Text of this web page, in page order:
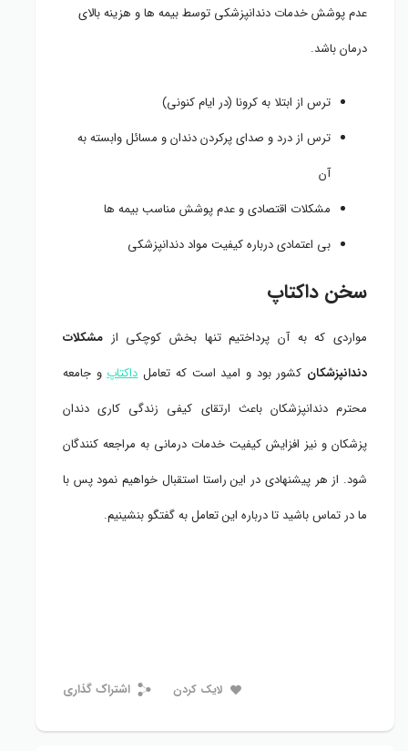
عدم پوشش خدمات دندانپزشکی توسط بیمه ها و هزینه بالای
درمان باشد.
ترس از ابتلا به کرونا (در ایام کنونی)
ترس از درد و صدای پرکردن دندان و مسائل وابسته به
آن
مشکلات اقتصادی و عدم پوشش مناسب بیمه ها
بی اعتمادی درباره کیفیت مواد دندانپزشکی
سخن داکتاپ
مواردی که به آن پرداختیم تنها بخش کوچکی از مشکلات
دندانپزشکان کشور بود و امید است که تعاملداکتاپو جامعه
محترم دندانپزشکان باعث ارتقای کیفی زندگی کاری دندان
پزشکان و نیز افزایش کیفیت خدمات درمانی به مراجعه کنندگان
شود. از هر پیشنهادی در این راستا استقبال خواهیم نمود پس با
ما در تماس باشید تا درباره این تعامل به گفتگو بنشینیم.
لایک کردن اشتراک گذاری